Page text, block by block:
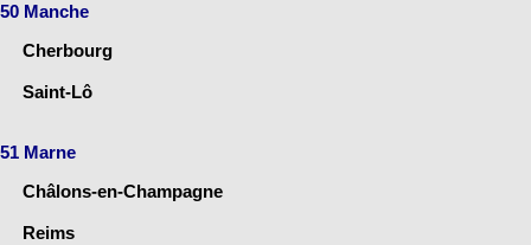
50 Manche
Cherbourg
Saint-Lô
51 Marne
Châlons-en-Champagne
Reims